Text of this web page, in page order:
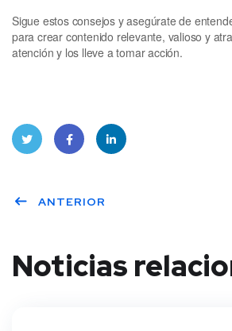
Sigue estos consejos y asegúrate de
para crear contenido relevante, valioso y
atención y los lleve a tomar acción.
er book dIn
ANTERIOR
Noticias